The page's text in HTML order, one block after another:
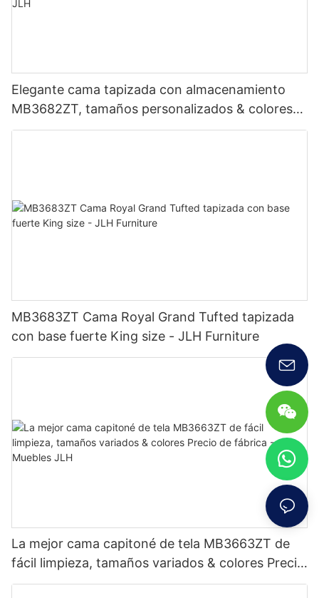
Elegante cama tapizada con almacenamiento
MB3682ZT, tamaños personalizados & colores
Precio de fábrica - Muebles JLH
MB3683ZT Cama Royal Grand Tufted tapizada
con base fuerte King size - JLH Furniture
La mejor cama capitoné de tela MB3663ZT de
fácil limpieza, tamaños variados & colores Precio
de fábrica - Muebles JLH